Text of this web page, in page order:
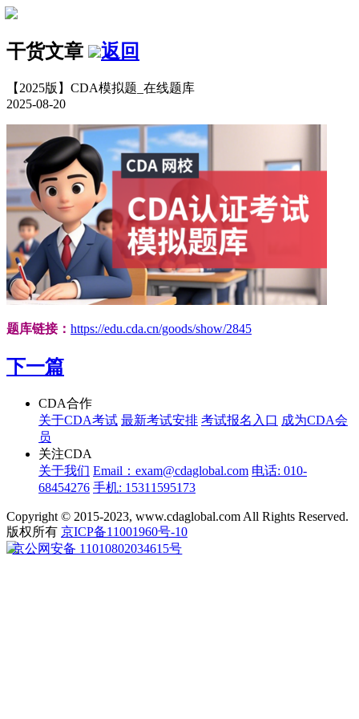
干货文章 返回
【2025版】CDA模拟题_在线题库
2025-08-20
题库链接： https://edu.cda.cn/goods/show/2845
下一篇
CDA合作
关于CDA考试 最新考试安排 考试报名入口 成为CDA会
员
关注CDA
关于我们 Email：exam@cdaglobal.com 电话: 010-
68454276 手机: 15311595173
Copyright © 2015-2023, www.cdaglobal.com All Rights Reserved.
版权所有 京ICP备11001960号-10
京公网安备 11010802034615号